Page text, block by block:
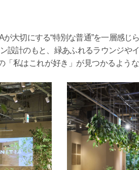
大切にする“特別な普通”を一層感じ
設計のもと、緑あふれるラウンジや
私はこれが好き」が見つかるよう